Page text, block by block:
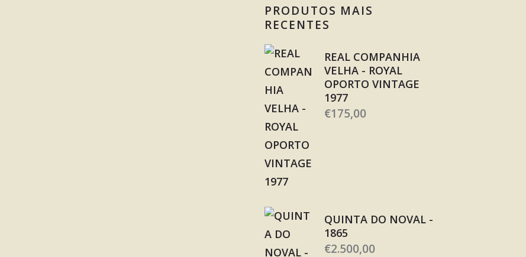
PRODUTOS MAIS
RECENTES
REAL COMPANHIA
VELHA - ROYAL
OPORTO VINTAGE
1977
€175,00
QUINTA DO NOVAL -
1865
€2.500,00